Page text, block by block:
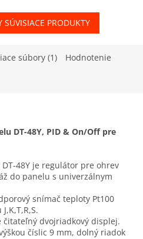
SÚVISIACE PRODUKTY
súbory (1) Hodnotenie
DT-48Y, PID & On/Off pre
48Y je regulátor pre ohrev
do panelu s univerzálnym
snímač teploty Pt100
čitateľný dvojriadkový displej.
číslic 9 mm, dolný riadok